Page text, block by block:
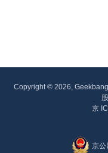
Copyright © 2026,
京
京